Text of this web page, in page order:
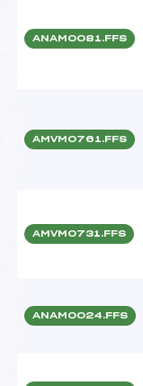
ANAM0081.FFS
AMVM0761.FFS
AMVM0731.FFS
ANAM0024.FFS